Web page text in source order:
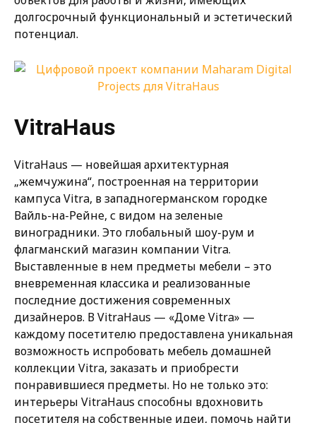
долгосрочный функциональный и эстетический
потенциал.
VitraHaus
VitraHaus — новейшая архитектурная
„жемчужина“, построенная на территории
кампуса Vitra, в западногерманском городке
Вайль-на-Рейне, с видом на зеленые
виноградники. Это глобальный шоу-рум и
флагманский магазин компании Vitra.
Выставленные в нем предметы мебели – это
вневременная классика и реализованные
последние достижения современных
дизайнеров. В VitraHaus — «Доме Vitra» —
каждому посетителю предоставлена уникальная
возможность испробовать мебель домашней
коллекции Vitra, заказать и приобрести
понравившиеся предметы. Но не только это:
интерьеры VitraHaus способны вдохновить
посетителя на собственные идеи, помочь найти